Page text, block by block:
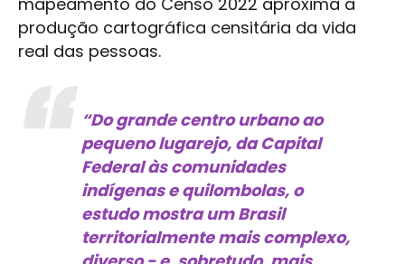
produção cartográfica censitária da vida
real das pessoas.
“Do grande centro urbano ao
pequeno lugarejo, da Capital
Federal às comunidades
indígenas e quilombolas, o
estudo mostra um Brasil
territorialmente mais complexo,